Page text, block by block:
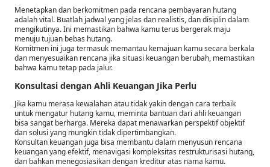
Menetapkan dan berkomitmen pada rencana pembayaran hutang
adalah vital. Buatlah jadwal yang jelas dan realistis, dan disiplin dalam
mengikutinya. Ini memastikan bahwa kamu terus bergerak maju
menuju tujuan bebas hutang.
Komitmen ini juga termasuk memantau kemajuan kamu secara berkala
dan menyesuaikan rencana jika situasi keuangan berubah, memastikan
bahwa kamu tetap pada jalur.
Konsultasi dengan Ahli Keuangan Jika Perlu
Jika kamu merasa kewalahan atau tidak yakin dengan cara terbaik
untuk mengatur hutang kamu, meminta bantuan dari ahli keuangan
bisa sangat berharga. Mereka dapat menawarkan perspektif objektif
dan solusi yang mungkin tidak dipertimbangkan.
Konsultan keuangan juga bisa membantu dalam menyusun rencana
keuangan yang efektif, menavigasi kompleksitas restrukturisasi hutang,
dan bahkan menegosiasikan dengan kreditur atas nama kamu.